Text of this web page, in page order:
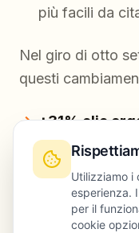
più facili da
Nel giro di otto
questi
+31% clic
+18%
prime
risposte di
Utilizziamo i
esperienza.
per il
cookie